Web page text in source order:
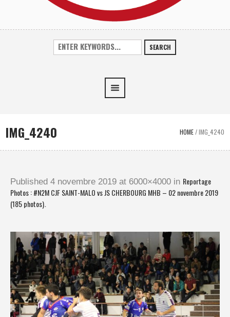
SEARCH
IMG_4240 HOME/IMG_4240
Published 4 novembre 2019 at 6000×4000 in Reportage
Photos : #N2M CJF SAINT-MALO vs JS CHERBOURG MHB – 02 novembre 2019
(185 photos).